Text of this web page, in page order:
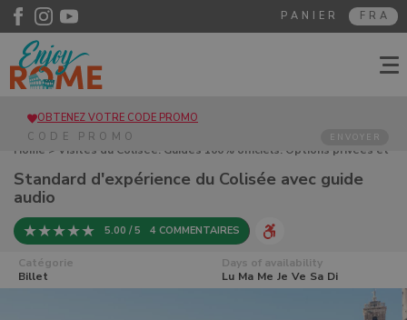
FRA
PANIER
OBTENEZ VOTRE CODE PROMO
ENVOYER
Home > Visites du Colisée. Guides 100% officiels. Options privées et
Standard d'expérience du Colisée avec guide
audio
5.00 / 5 4 COMMENTAIRES
Days of availability
Lu Ma Me Je Ve Sa Di
Catégorie
Billet